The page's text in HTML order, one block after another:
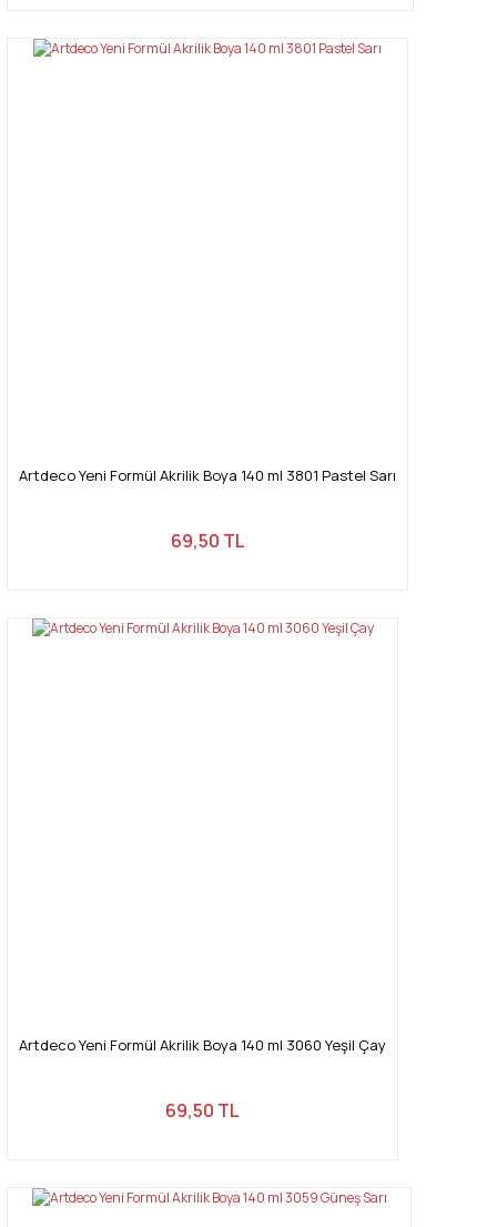
Artdeco Yeni Formül Akrilik Boya 140 ml 3801 Pastel Sarı
69,50 TL
Artdeco Yeni Formül Akrilik Boya 140 ml 3060 Yeşil Çay
69,50 TL